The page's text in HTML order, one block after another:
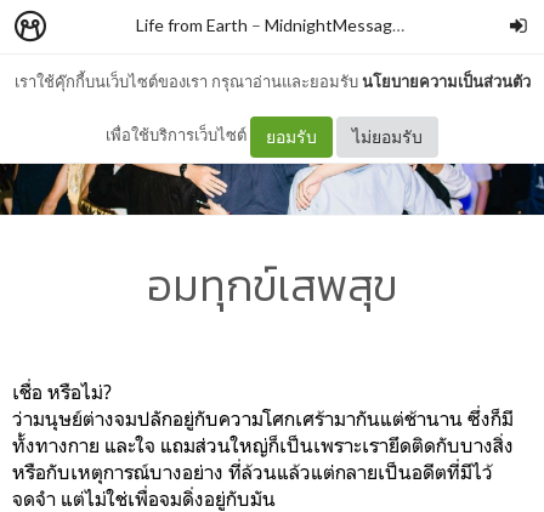
เราใช้คุ๊กกี้บนเว็บไซต์ของเรา กรุณาอ่านและยอมรับนโยบายความเป็นส่วนตัว
เพื่อใช้บริการเว็บไซต์ ยอมรับ ไม่ยอมรับ
Life from Earth – MidnightMessageBox
อมทุกข์เสพสุข
เชื่อ หรือไม่?
ว่ามนุษย์ต่างจมปลักอยู่กับความโศกเศร้ามากันแต่ช้านาน ซึ่งก็มี
ทั้งทางกาย และใจ แถมส่วนใหญ่ก็เป็นเพราะเรายึดติดกับบางสิ่ง
หรือกับเหตุการณ์บางอย่าง ที่ล้วนแล้วแต่กลายเป็นอดีตที่มีไว้
จดจำ แต่ไม่ใช่เพื่อจมดิ่งอยู่กับมัน